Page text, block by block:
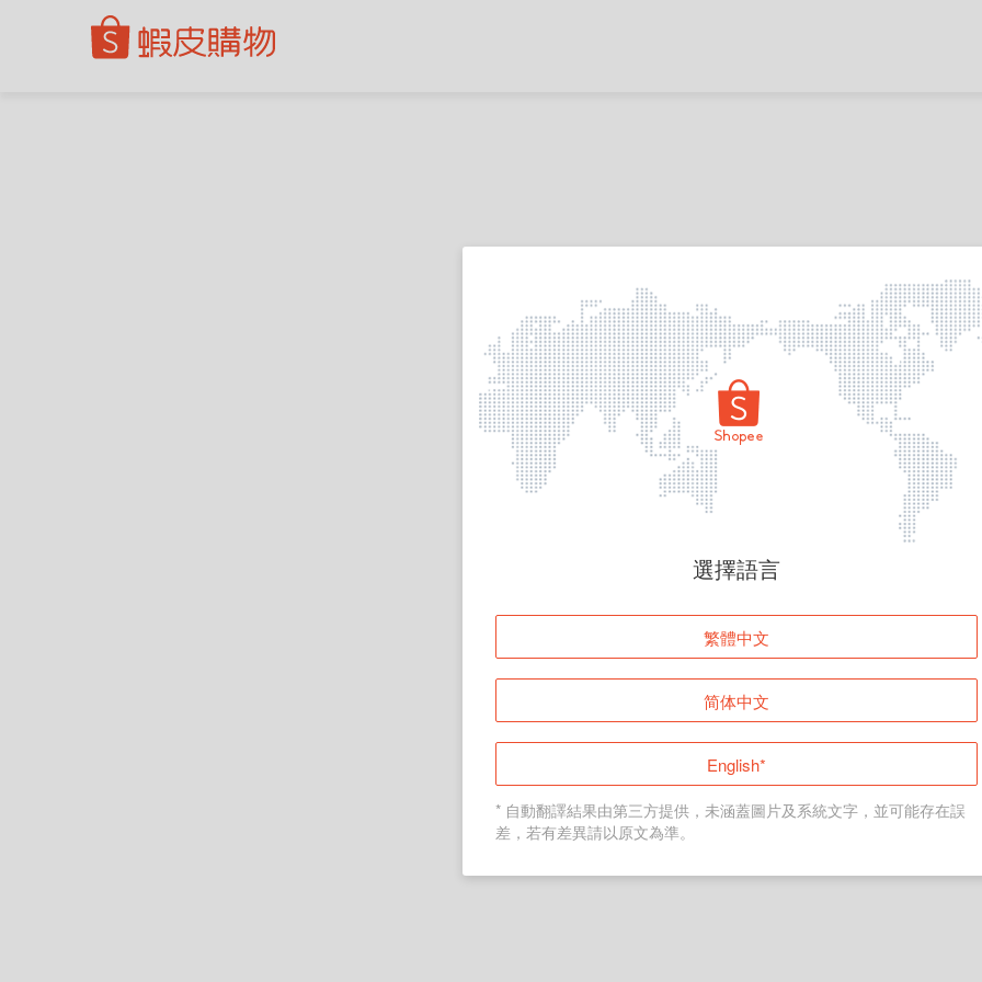
頁面無法顯示
登入
返回首頁
選擇語言
繁體中文
简体中文
English*
* 自動翻譯結果由第三方提供，未涵蓋圖片及系統文字，並可能存在誤
差，若有差異請以原文為準。